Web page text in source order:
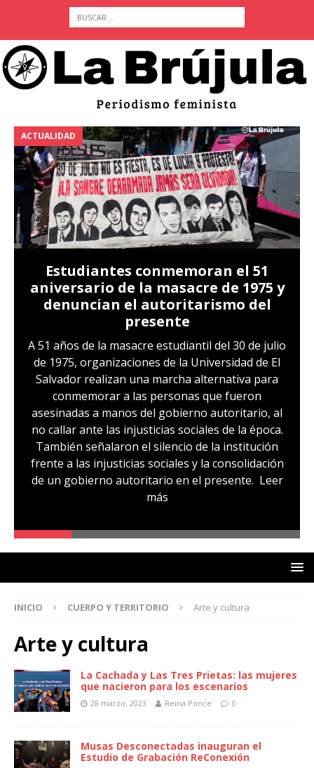
ACTUALIDAD
Estudiantes conmemoran el 51
aniversario de la masacre de 1975 y
denuncian el autoritarismo del
presente
A 51 años de la masacre estudiantil del 30 de julio
de 1975, organizaciones de la Universidad de El
Salvador realizan una marcha alternativa para
conmemorar a las personas que fueron
asesinadas a manos del gobierno autoritario, al
no callar ante las injusticias sociales de la época.
También señalaron el silencio de la institución
frente a las injusticias sociales y la consolidación
de un gobierno autoritario en el presente. Leer
más
INICIO CUERPO Y TERRITORIO Arte y cultura
Arte y cultura
La Cachada y Las Tres Prietas: las mujeres
que nacieron para los escenarios
28 marzo, 2023 Reina Ponce 0
Musas Desconectadas inauguran el
Estudio de Grabación ReConexión